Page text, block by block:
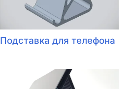
Подставка для телефона